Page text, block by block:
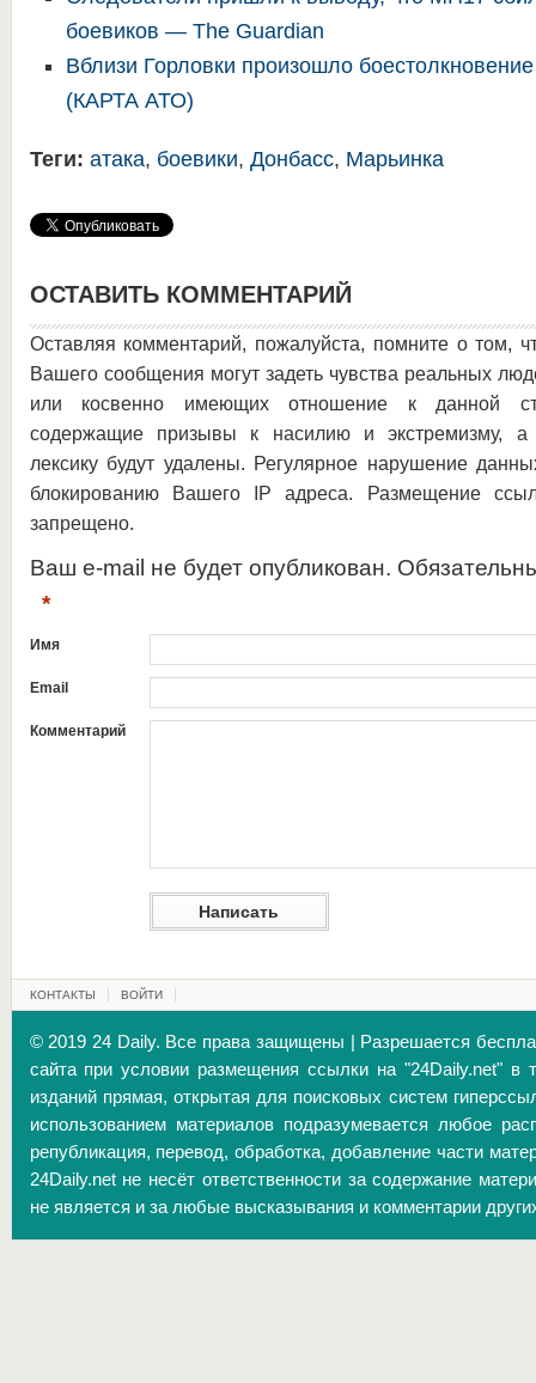
боевиков — The Guardian
Вблизи Горловки произошло
(КАРТА АТО)
Теги: атака, боевики, Донбасс, Марьинка
ОСТАВИТЬ КОММЕНТАРИЙ
Оставляя комментарий, пожалуйста, помните о том,
Вашего сообщения могут задеть чувства реальных
или косвенно имеющих отношение к данной
содержащие призывы к насилию и экстремизму, а
лексику будут удалены. Регулярное нарушение
блокированию Вашего IP адреса. Размещение
запрещено.
Ваш e-mail не будет опубликован.
*
Имя
Email
Комментарий
КОНТАКТЫ ВОЙТИ
© 2019 24 Daily. Все права защищены | Разрешается
сайта при условии размещения ссылки на "24Daily.net" в
изданий прямая, открытая для поисковых систем
использованием материалов подразумевается любое
републикация, перевод, обработка, добавление части
24Daily.net не несёт ответственности за содержание
не является и за любые высказывания и комментарии